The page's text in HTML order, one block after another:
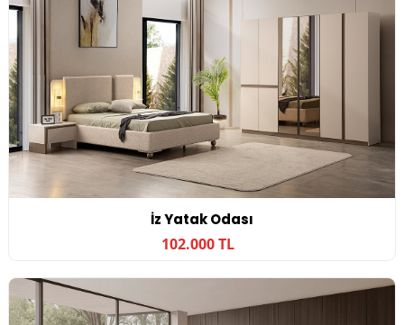
İz Yatak Odası
102.000 TL